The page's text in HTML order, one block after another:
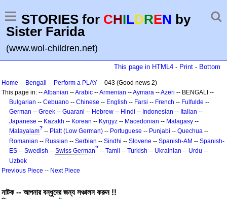
STORIES for CHILDREN by
Sister Farida
(www.wol-children.net)
This page in HTML4 - Print - Bottom
Home -- Bengali -- Perform a PLAY -- 043 (Good news 2)
This page in: --Albanian --Arabic --Armenian --Aymara --Azeri -- BENGALI --
Bulgarian -- Cebuano -- Chinese -- English -- Farsi -- French -- Fulfulde --
German -- Greek -- Guarani -- Hebrew -- Hindi -- Indonesian -- Italian --
Japanese -- Kazakh -- Korean -- Kyrgyz -- Macedonian -- Malagasy --
Malayalam? -- Platt (Low German) -- Portuguese -- Punjabi -- Quechua --
Romanian -- Russian -- Serbian -- Sindhi -- Slovene -- Spanish-AM -- Spanish-
ES -- Swedish -- Swiss German? -- Tamil -- Turkish -- Ukrainian -- Urdu --
Uzbek
Previous Piece -- Next Piece
নাটক -- আপনার বন্ধুদের জন্য সঞ্চালন করুন !!